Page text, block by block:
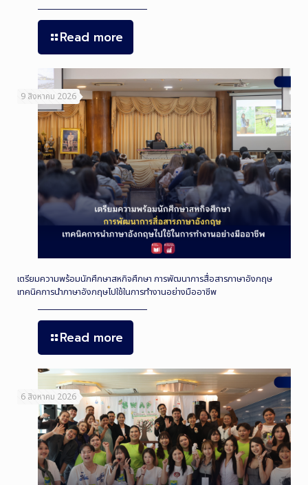
Read more
9 สิงหาคม 2026
เตรียมความพร้อมนักศึกษาสหกิจศึกษา การพัฒนาการสื่อสารภาษาอังกฤษ
เทคนิคการนำภาษาอังกฤษไปใช้ในการทำงานอย่างมืออาชีพ
Read more
6 สิงหาคม 2026